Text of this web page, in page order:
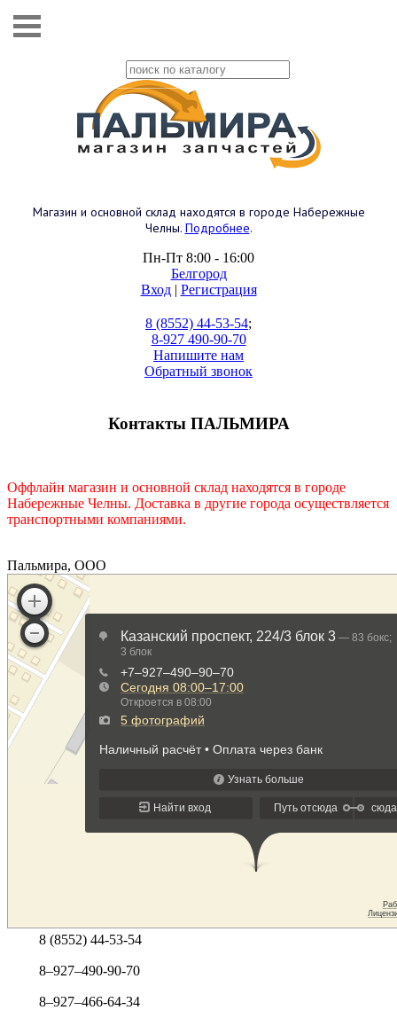
Магазин и основной склад находятся в городе Набережные
Челны. Подробнее.
Пн-Пт 8:00 - 16:00
Белгород
Вход| Регистрация
8 (8552) 44-53-54;
8-927 490-90-70
Напишите нам
Обратный звонок
Контакты ПАЛЬМИРА
Оффлайн магазин и основной склад находятся в городе
Набережные Челны. Доставка в другие города осуществляется
транспортными компаниями.
Пальмира, ООО
8 (8552) 44-53-54
8–927–490-90-70
8–927–466-64-34